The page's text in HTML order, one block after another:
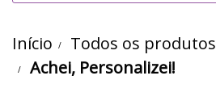
Início Todos os produtos
Achei, Personalizei!